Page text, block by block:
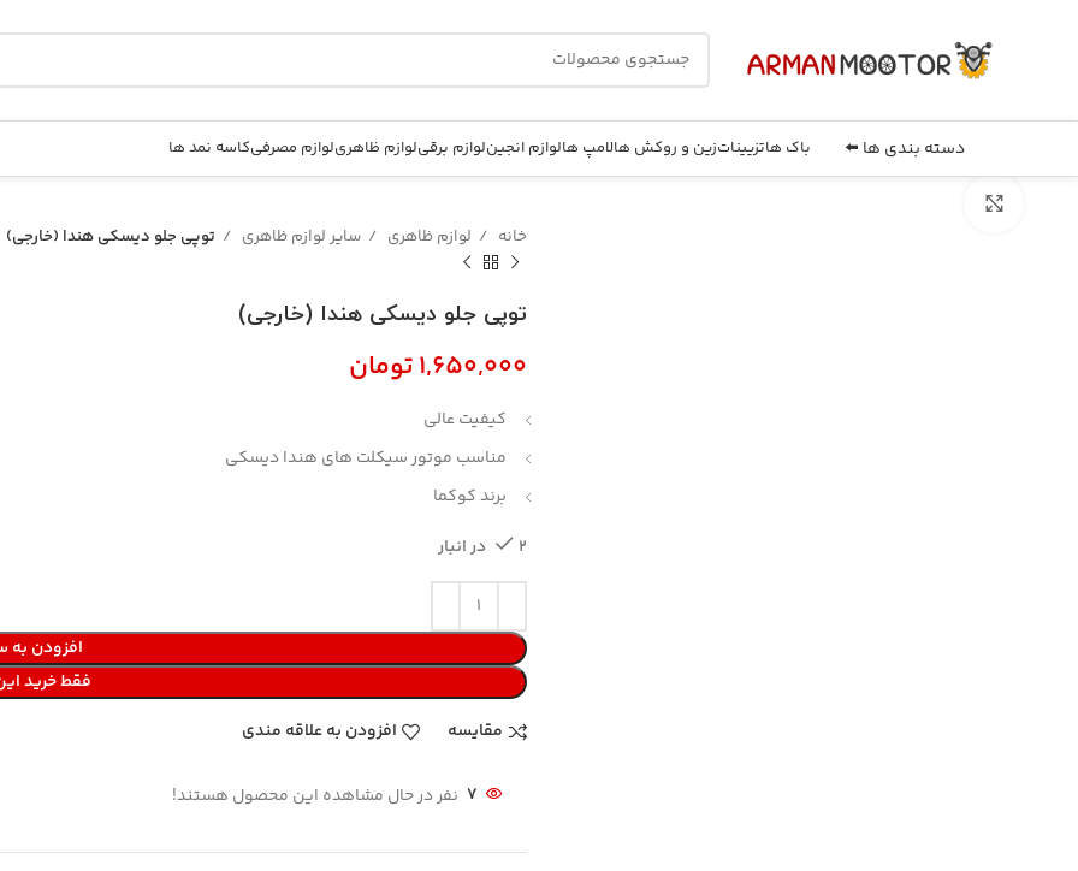
دسته بندی ها ⬅️ باک هاتزییناتزین و روکش هالامپ هالوازم انجینلوازم برقیلوازم ظاهریلوازم مصرفیکاسه نمد ها
خانه
لوازم ظاهری سایر لوازم ظاهری توپی جلو دیسکی هندا (خارجی)
توپی جلو دیسکی هندا (خارجی)
تومان
کیفیت عالی
مناسب موتور سیکلت های هندا دیسکی
برند کوکما
2 در انبار
افزودن به
فقط خرید
مقایسه
افزودن به علاقه مندی
7 نفر در حال مشاهده این محصول هستند!